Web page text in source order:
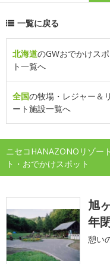
一覧に戻る
北海道のGWおでかけス
ト一覧へ
全国の牧場・レジャー＆
ート施設一覧へ
ニセコHANAZONOリゾー
ト・おでかけスポット
旭
年
憩い